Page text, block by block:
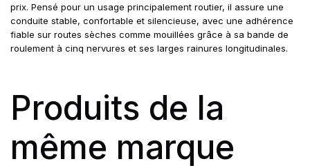
prix. Pensé pour un usage principalement routier, il assure une
conduite stable, confortable et silencieuse, avec une adhérence
fiable sur routes sèches comme mouillées grâce à sa bande de
roulement à cinq nervures et ses larges rainures longitudinales.
Produits de la
même marque